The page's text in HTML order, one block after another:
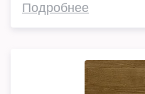
Подробнее